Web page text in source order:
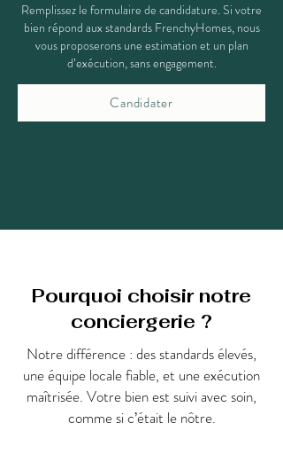
Remplissez le formulaire de candidature. Si votre
bien répond aux standards FrenchyHomes, nous
vous proposerons une estimation et un plan
d’exécution, sans engagement.
Candidater
Pourquoi choisir notre
conciergerie ?
Notre différence : des standards élevés,
une équipe locale fiable, et une exécution
maîtrisée. Votre bien est suivi avec soin,
comme si c’était le nôtre.